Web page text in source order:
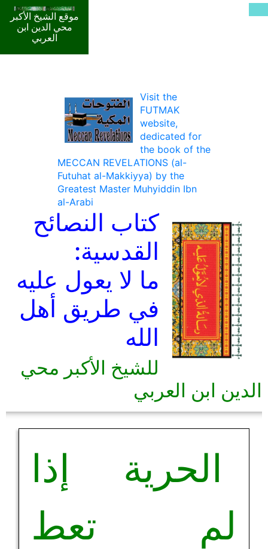
موقع الشيخ الأكبر
محي الدين ابن
العربي
Visit the
FUTMAK
website,
dedicated for
the book of the
MECCAN REVELATIONS (al-
Futuhat al-Makkiyya) by the
Greatest Master Muhyiddin Ibn
al-Arabi
كتاب النصائح
القدسية:
ما لا يعول عليه
في طريق أهل
الله
للشيخ الأكبر محي
الدين ابن العربي
الحرية إذا
لم تعط